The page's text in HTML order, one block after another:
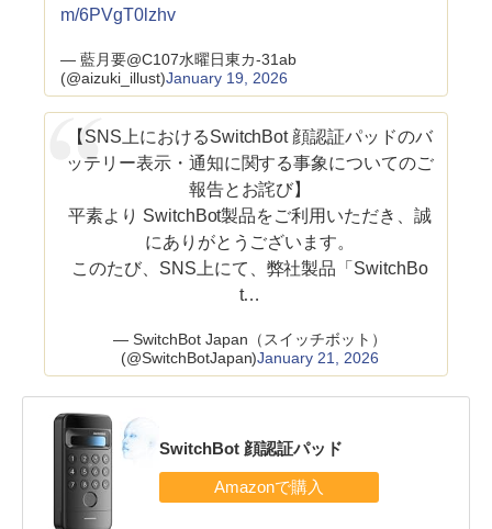
m/6PVgT0lzhv
— 藍月要@C107水曜日東カ-31ab
(@aizuki_illust)January 19, 2026
【SNS上におけるSwitchBot 顔認証パッドのバ
ッテリー表示・通知に関する事象についてのご
報告とお詫び】
平素より SwitchBot製品をご利用いただき、誠
にありがとうございます。
このたび、SNS上にて、弊社製品「SwitchBo
t…
— SwitchBot Japan（スイッチボット）
(@SwitchBotJapan)January 21, 2026
SwitchBot 顔認証パッド